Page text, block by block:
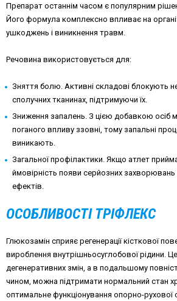
Препарат останнім часом є популярним
Його формула комплексно впливає на
ушкоджень і виникнення травм.
Речовина використовується для:
Зняття болю. Активні складові блокують
сполучних тканинах, підтримуючи їх.
Зниження запалень. З цією добавкою осіб
поганого впливу ззовні, тому запальні
виникають.
Загальної профілактики. Якщо атлет
ймовірність появи серйозних захворювань
ефектів.
ОСОБЛИВОСТІ ТРІФЛЕКС
Глюкозамін сприяє регенерації кісткової
вироблення внутрішньосуглобової рідини.
дегенеративних змін, а в подальшому
чином, можна підтримати нормальний стан
оптимальне функціонування опорно-рухової